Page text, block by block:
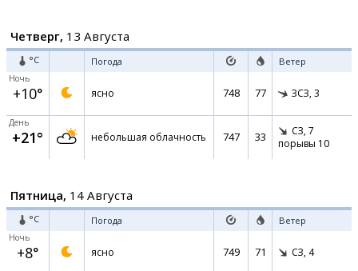
Четверг, 13 Августа
°C Погода Ветер
Ночь
+10° ясно 748 77 ЗСЗ, 3
День
+21° небольшая облачность 747 33 СЗ, 7
порывы 10
Пятница, 14 Августа
°C Погода Ветер
Ночь
+8° ясно 749 71 СЗ, 4